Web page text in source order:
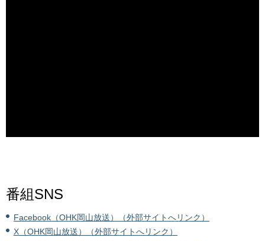
番組SNS
Facebook（OHK岡山放送）（外部サイトへリンク）
X（OHK岡山放送）（外部サイトへリンク）